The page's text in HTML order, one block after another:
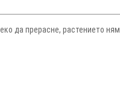
да прерасне, растението